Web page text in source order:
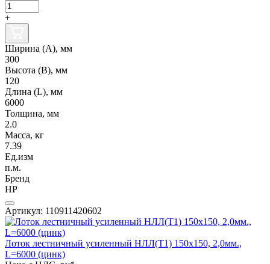
+
Ширина (А), мм
300
Высота (В), мм
120
Длина (L), мм
6000
Толщина, мм
2.0
Масса, кг
7.39
Ед.изм
п.м.
Бренд
НР
Артикул: 110911420602
Лоток лестничный усиленный НЛЛ(Т1) 150х150, 2,0мм.,
L=6000 (цинк)